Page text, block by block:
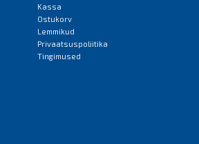
Kassa
Ostukorv
Lemmikud
Privaatsuspoliitika
Tingimused